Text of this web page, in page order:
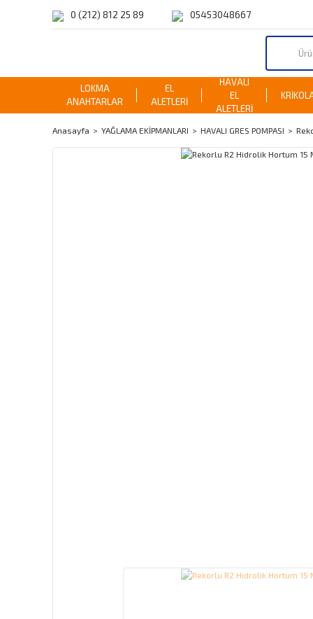
0 (212) 812 25 89 05453048667
LOKMA
ANAHTARLAR
EL
ALETLERİ
HAVALI
EL
ALETLERİ
Anasayfa YAĞLAMA EKİPMANLARI HAVALI GRES POMPASI